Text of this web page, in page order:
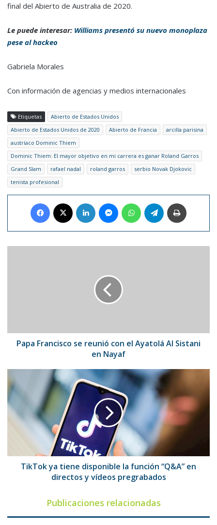
final del Abierto de Australia de 2020.
Le puede interesar: Williams presentó su nuevo monoplaza
pese al hackeo
Gabriela Morales
Con información de agencias y medios internacionales
Etiquetas
Abierto de Estados Unidos
Abierto de Estados Unidos de 2020
Abierto de Francia
arcilla parisina
austríaco Dominic Thiem
Dominic Thiem: El mayor objetivo en mi carrera es ganar Roland Garros
Grand Slam
rafael nadal roland garros
serbio Novak Djokovic
tenista profesional
Facebook LinkedIn MessengerWhatsAppTelegram
Sistani
Papa Francisco se reunió con el Ayatolá Al Sistani
en Nayaf
ya
tiene
disponible
función
directos
TikTok ya tiene disponible la función “Q&A” en
directos y vídeos pregrabados
Publicaciones relacionadas